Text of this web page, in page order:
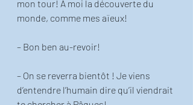
mon tour! À moi la découverte du
monde, comme mes aïeux!
– Bon ben au-revoir!
– On se reverra bientôt ! Je viens
d’entendre l’humain dire qu’il viendrait